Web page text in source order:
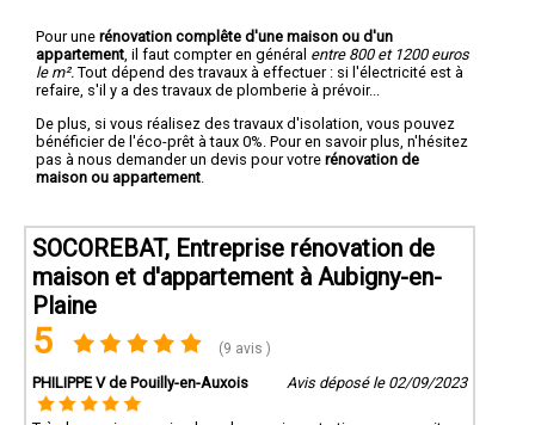
Pour une rénovation complête d'une maison ou d'un
appartement , il faut compter en général entre 800 et 1200 euros
le m². Tout dépend des travaux à effectuer : si l'électricité est à
refaire, s'il y a des travaux de plomberie à prévoir...
De plus, si vous réalisez des travaux d'isolation, vous pouvez
bénéficier de l'éco-prêt à taux 0%. Pour en savoir plus, n'hésitez
pas à nous demander un devis pour votre rénovation de
maison ou appartement
SOCOREBAT, Entreprise rénovation de
maison et d'appartement à Aubigny-en-
Plaine
5 (9 avis )
PHILIPPE V de Pouilly-en-Auxois Avis déposé le 02/09/2023